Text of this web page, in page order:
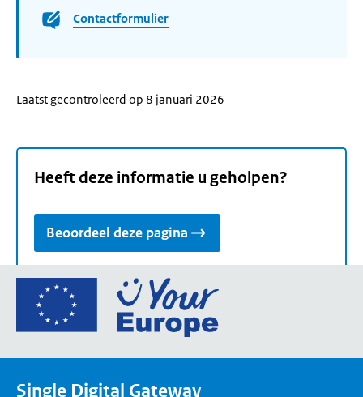
Contactformulier
Laatst gecontroleerd op 8 januari 2026
Heeft deze informatie u geholpen?
Beoordeel deze pagina
Ga
de
Single Digital Gateway